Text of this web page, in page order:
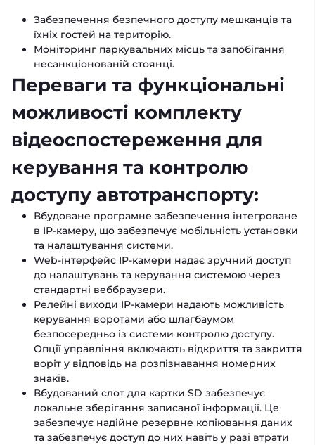
Забезпечення безпечного доступу мешканців та
їхніх гостей на територію.
Моніторинг паркувальних місць та запобігання
несанкціонованій стоянці.
Переваги та функціональні
можливості комплекту
відеоспостереження для
керування та контролю
доступу автотранспорту:
Вбудоване програмне забезпечення інтегроване
в IP-камеру, що забезпечує мобільність установки
та налаштування системи.
Web-інтерфейс IP-камери надає зручний доступ
до налаштувань та керування системою через
стандартні веббраузери.
Релейні виходи IP-камери надають можливість
керування воротами або шлагбаумом
безпосередньо із системи контролю доступу.
Опції управління включають відкриття та закриття
воріт у відповідь на розпізнавання номерних
знаків.
Вбудований слот для картки SD забезпечує
локальне зберігання записаної інформації. Це
забезпечує надійне резервне копіювання даних
та забезпечує доступ до них навіть у разі втрати